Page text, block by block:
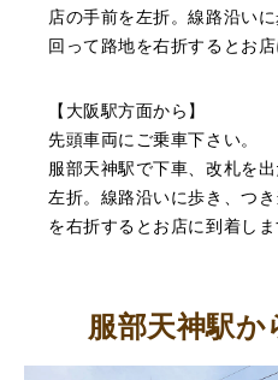
（大阪府池田市）丁寧に説明
額でした。一旦持ち帰りまし
取して頂きました。又、機会
店の手前を左折。線路沿い
回って路地を右折するとお店
【大阪駅方面から】
先頭車両にご乗車下さい。
服部天神駅で下車、改札を
左折。線路沿いに歩き、つ
を右折するとお店に到着しま
服部天神駅